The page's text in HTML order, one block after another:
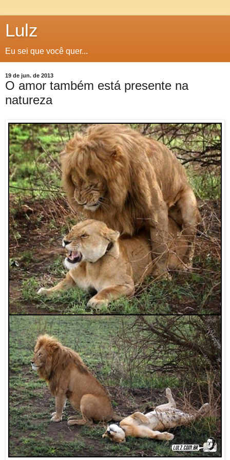
Lulz
Eu sei que você quer...
19 de jun. de 2013
O amor também está presente na
natureza